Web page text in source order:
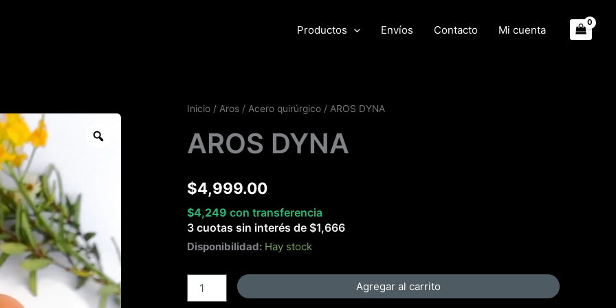
Productos Envíos Contacto Mi cuenta
Inicio / Aros / Acero quirúrgico / AROS DYNA
AROS DYNA
$4,999.00
$4,249 con transferencia
3 cuotas sin interés de $1,666
Disponibilidad: Hay stock
AROS
cantidad
Agregar al carrito